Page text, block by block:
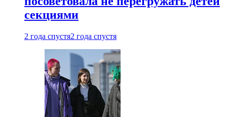
секциями
2 года спустя2 года спустя